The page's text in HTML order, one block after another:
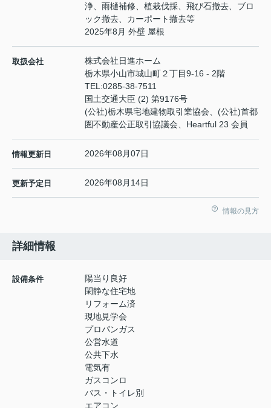
浄、雨樋補修、植栽伐採、飛び石撤去、ブロ
ック撤去、カーポート撤去等
2025年8月 外壁 屋根
取扱会社
株式会社日進ホーム
栃木県小山市城山町２丁目9-16 - 2階
TEL:0285-38-7511
国土交通大臣 (2) 第9176号
(公社)栃木県宅地建物取引業協会、(公社)首都
圏不動産公正取引協議会、Heartful 23 会員
情報更新日 2026年08月07日
更新予定日 2026年08月14日
情報の見方
詳細情報
設備条件
陽当り良好
閑静な住宅地
リフォーム済
現地見学会
プロパンガス
公営水道
公共下水
電気有
ガスコンロ
バス・トイレ別
エアコン